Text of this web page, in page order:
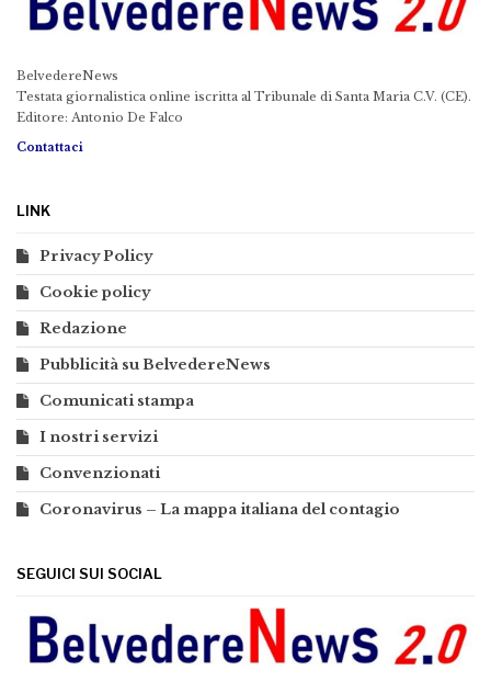
BelvedereNews
Testata giornalistica online iscritta al Tribunale di Santa Maria C.V. (CE).
Editore: Antonio De Falco
Contattaci
LINK
Privacy Policy
Cookie policy
Redazione
Pubblicità su BelvedereNews
Comunicati stampa
I nostri servizi
Convenzionati
Coronavirus – La mappa italiana del contagio
SEGUICI SUI SOCIAL